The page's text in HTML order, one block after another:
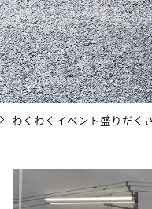
わくわくイベント盛りだく